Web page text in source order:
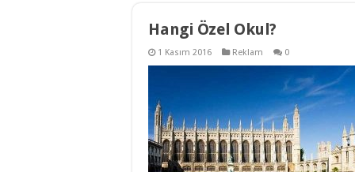
Hangi Özel Okul?
1 Kasım 2016 Reklam 0